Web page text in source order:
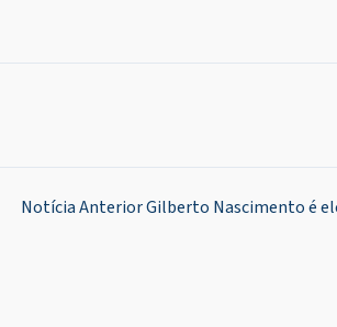
Notícia AnteriorGilberto Nascimento é